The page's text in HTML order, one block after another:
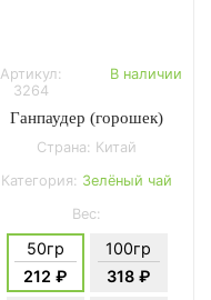
Артикул:
3264
В наличии
Ганпаудер (горошек)
Страна: Китай
Категория: Зелёный чай
Вес:
50гр
212 ₽
100гр
318 ₽